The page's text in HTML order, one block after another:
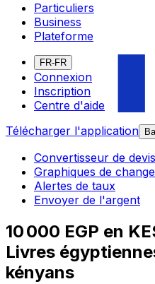
Particuliers
Business
Plateforme
FR-FR
Connexion
Inscription
Centre d'aide
Télécharger l'application
Convertisseur de
Graphiques de change
Alertes de taux
Envoyer de l'argent
10 000 EGP en
Livres
kényans